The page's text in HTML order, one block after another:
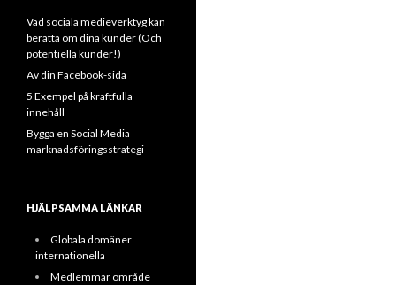
Vad sociala medieverktyg kan
berätta om dina kunder (Och
potentiella kunder!)
Av din Facebook-sida
5 Exempel på kraftfulla
innehåll
Bygga en Social Media
marknadsföringsstrategi
HJÄLPSAMMA LÄNKAR
Globala domäner
internationella
Medlemmar område